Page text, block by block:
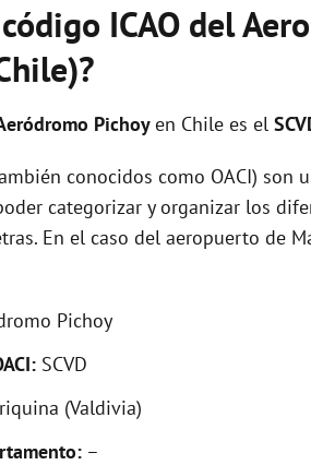
ICAO del
Pichoyen Chile es el
conocidos como OACI)
categorizar y organizar los
En el caso del aeropuerto de
Pichoy
SCVD
(Valdivia)
–